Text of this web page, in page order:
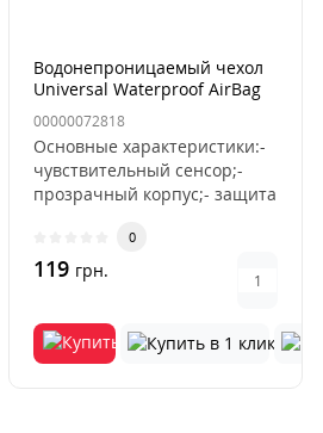
Водонепроницаемый чехол
Universal Waterproof AirBag
Черный
00000072818
Основные характеристики:-
чувствительный сенсор;-
прозрачный корпус;- защита
0
119 грн.